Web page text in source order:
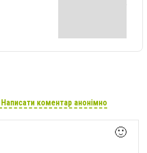
Написати коментар анонімно
🙂